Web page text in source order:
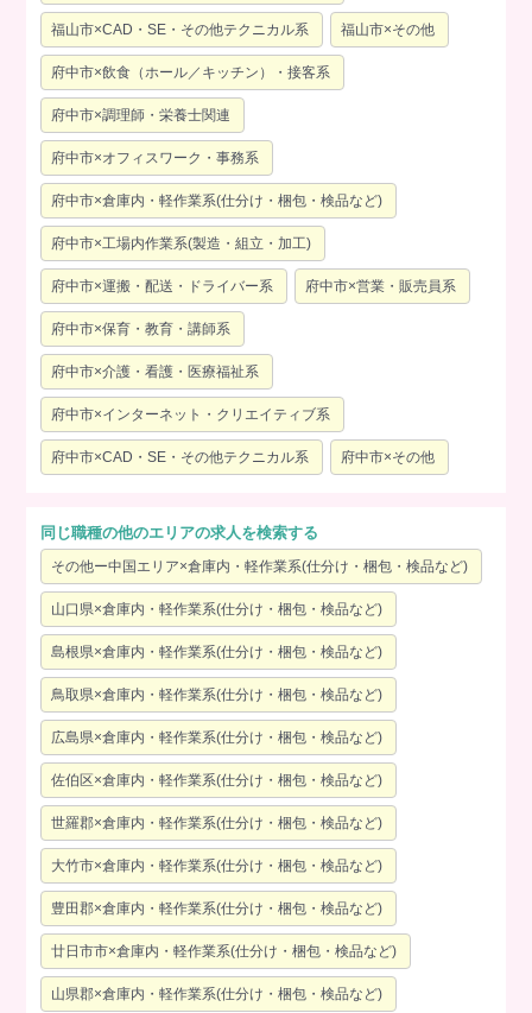
福山市×CAD・SE・その他テクニカル系 福山市×その他
府中市×飲食（ホール／キッチン）・接客系
府中市×調理師・栄養士関連
府中市×オフィスワーク・事務系
府中市×倉庫内・軽作業系(仕分け・梱包・検品など)
府中市×工場内作業系(製造・組立・加工)
府中市×運搬・配送・ドライバー系 府中市×営業・販売員系
府中市×保育・教育・講師系
府中市×介護・看護・医療福祉系
府中市×インターネット・クリエイティブ系
府中市×CAD・SE・その他テクニカル系 府中市×その他
同じ職種の他のエリアの求人を検索する
その他ー中国エリア×倉庫内・軽作業系(仕分け・梱包・検品など)
山口県×倉庫内・軽作業系(仕分け・梱包・検品など)
島根県×倉庫内・軽作業系(仕分け・梱包・検品など)
鳥取県×倉庫内・軽作業系(仕分け・梱包・検品など)
広島県×倉庫内・軽作業系(仕分け・梱包・検品など)
佐伯区×倉庫内・軽作業系(仕分け・梱包・検品など)
世羅郡×倉庫内・軽作業系(仕分け・梱包・検品など)
大竹市×倉庫内・軽作業系(仕分け・梱包・検品など)
豊田郡×倉庫内・軽作業系(仕分け・梱包・検品など)
廿日市市×倉庫内・軽作業系(仕分け・梱包・検品など)
山県郡×倉庫内・軽作業系(仕分け・梱包・検品など)